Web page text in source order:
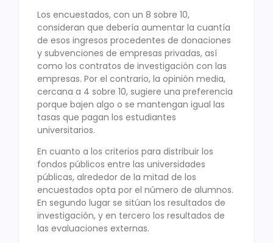
Los encuestados, con un 8 sobre 10,
consideran que debería aumentar la cuantía
de esos ingresos procedentes de donaciones
y subvenciones de empresas privadas, así
como los contratos de investigación con las
empresas. Por el contrario, la opinión media,
cercana a 4 sobre 10, sugiere una preferencia
porque bajen algo o se mantengan igual las
tasas que pagan los estudiantes
universitarios.
En cuanto a los criterios para distribuir los
fondos públicos entre las universidades
públicas, alrededor de la mitad de los
encuestados opta por el número de alumnos.
En segundo lugar se sitúan los resultados de
investigación, y en tercero los resultados de
las evaluaciones externas.